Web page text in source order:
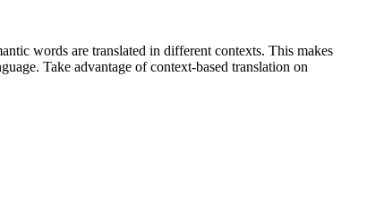
words are translated in different contexts. This makes
Take advantage of context-based translation on